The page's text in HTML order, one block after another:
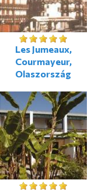
Les Jumeaux,
Courmayeur,
Olaszország